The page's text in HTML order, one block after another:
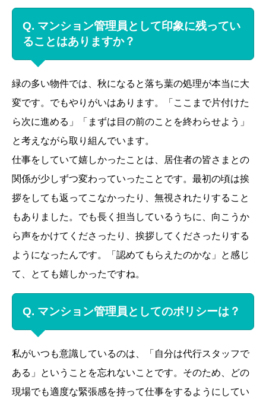
Q. マンション管理員として印象に残ってい
ることはありますか？
緑の多い物件では、秋になると落ち葉の処理が本当に大
変です。でもやりがいはあります。「ここまで片付けた
ら次に進める」「まずは目の前のことを終わらせよう」
と考えながら取り組んでいます。
仕事をしていて嬉しかったことは、居住者の皆さまとの
関係が少しずつ変わっていったことです。最初の頃は挨
拶をしても返ってこなかったり、無視されたりすること
もありました。でも長く担当しているうちに、向こうか
ら声をかけてくださったり、挨拶してくださったりする
ようになったんです。「認めてもらえたのかな」と感じ
て、とても嬉しかったですね。
Q. マンション管理員としてのポリシーは？
私がいつも意識しているのは、「自分は代行スタッフで
ある」ということを忘れないことです。そのため、どの
現場でも適度な緊張感を持って仕事をするようにしてい